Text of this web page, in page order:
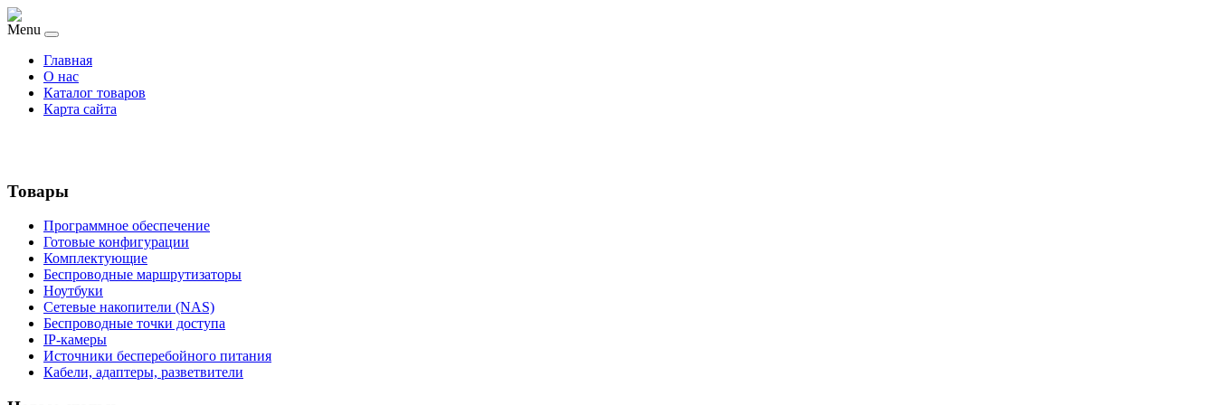
Menu
Главная
О нас
Каталог товаров
Карта сайта
Товары
Программное обеспечение
Готовые конфигурации
Комплектующие
Беспроводные маршрутизаторы
Ноутбуки
Сетевые накопители (NAS)
Беспроводные точки доступа
IP-камеры
Источники бесперебойного питания
Кабели, адаптеры, разветвители